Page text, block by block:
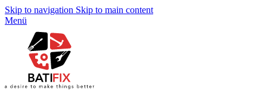
Skip to navigation Skip to main content
Menü